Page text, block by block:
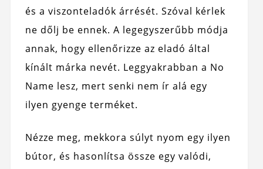
és a viszonteladók árrését. Szóval kérlek
ne dőlj be ennek. A legegyszerűbb módja
annak, hogy ellenőrizze az eladó által
kínált márka nevét. Leggyakrabban a No
Name lesz, mert senki nem ír alá egy
ilyen gyenge terméket.
Nézze meg, mekkora súlyt nyom egy ilyen
bútor, és hasonlítsa össze egy valódi,